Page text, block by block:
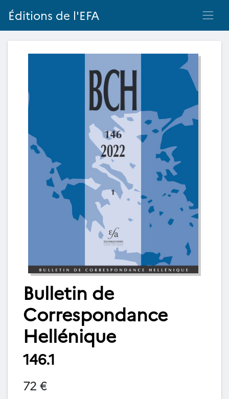
Éditions de l'EFA
Bulletin de
Correspondance
Hellénique
146.1
72 €